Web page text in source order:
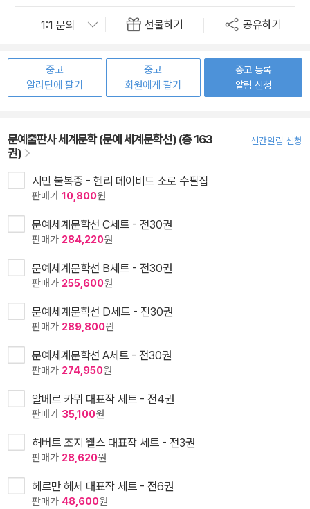
선물하기 공유하기
중고
알라딘에 팔기
중고
회원에게 팔기
중고 등록
알림 신청
문예출판사 세계문학 (문예 세계문학선) (총 163
권)
신간알림 신청
시민 불복종 - 헨리 데이비드 소로 수필집
판매가 10,800원
문예세계문학선 C세트 - 전30권
판매가 284,220원
문예세계문학선 B세트 - 전30권
판매가 255,600원
문예세계문학선 D세트 - 전30권
판매가 289,800원
문예세계문학선 A세트 - 전30권
판매가 274,950원
알베르 카뮈 대표작 세트 - 전4권
판매가 35,100원
허버트 조지 웰스 대표작 세트 - 전3권
판매가 28,620원
헤르만 헤세 대표작 세트 - 전6권
판매가 48,600원